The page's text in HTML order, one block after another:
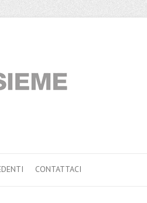
CONTATTACI